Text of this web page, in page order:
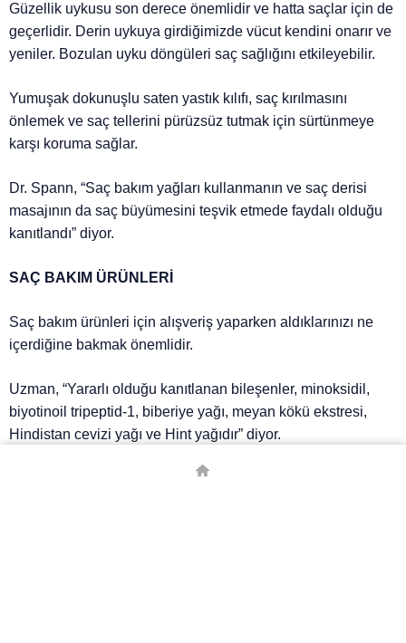
Güzellik uykusu son derece önemlidir ve hatta saçlar için de
geçerlidir. Derin uykuya girdiğimizde vücut kendini onarır ve
yeniler. Bozulan uyku döngüleri saç sağlığını etkileyebilir.
Yumuşak dokunuşlu saten yastık kılıfı, saç kırılmasını
önlemek ve saç tellerini pürüzsüz tutmak için sürtünmeye
karşı koruma sağlar.
Dr. Spann, “Saç bakım yağları kullanmanın ve saç derisi
masajının da saç büyümesini teşvik etmede faydalı olduğu
kanıtlandı” diyor.
SAÇ BAKIM ÜRÜNLERİ
Saç bakım ürünleri için alışveriş yaparken aldıklarınızı ne
içerdiğine bakmak önemlidir.
Uzman, “Yararlı olduğu kanıtlanan bileşenler, minoksidil,
biyotinoil tripeptid-1, biberiye yağı, meyan kökü ekstresi,
Hindistan cevizi yağı ve Hint yağıdır” diyor.
Dr. Spann, ürünlerin içinde olanlar kadar, olmayanların da